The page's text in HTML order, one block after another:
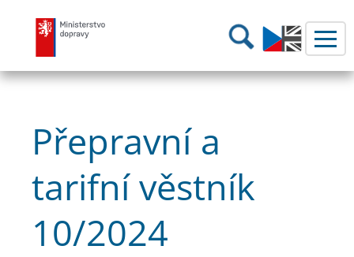
Ministerstvo dopravy Hledání
Přepravní a
tarifní věstník
10/2024